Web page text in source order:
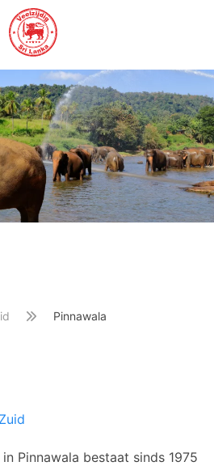
Pinnawala
Pinnawala bestaat sinds 1975